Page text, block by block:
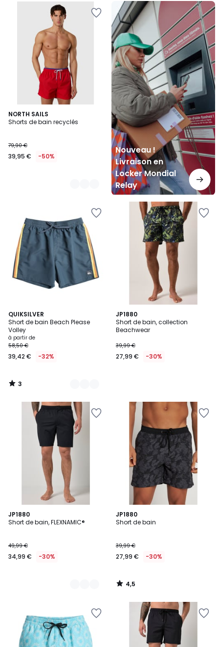
NORTH SAILS
Shorts de bain recyclés
79,90 €
39,95 € -50%
3
Couleurs
Nouveau !
Livraison en
Locker Mondial
Relay
Nouveau
Livraison
en
Locker
Mondial
Relay
QUIKSILVER
Short de bain Beach Please
Volley
à partir de
58,50 €
39,42 € -32%
3
/
5
2
Couleurs
3
/
JP1880
Short de bain, collection
Beachwear
39,99 €
27,99 € -30%
JP1880
Short de bain, FLEXNAMIC®
49,99 €
34,99 € -30%
2
Couleurs
JP1880
Short de bain
39,99 €
27,99 € -30%
4,5
/ 5
4,5
/